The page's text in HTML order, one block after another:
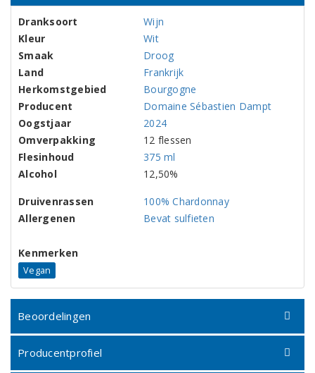
Dranksoort
Wijn
Kleur
Wit
Smaak
Droog
Land
Frankrijk
Herkomstgebied
Bourgogne
Producent
Domaine Sébastien Dampt
Oogstjaar
2024
Omverpakking
12 flessen
Flesinhoud
375 ml
Alcohol
12,50%
Druivenrassen
100% Chardonnay
Allergenen
Bevat sulfieten
Kenmerken
Vegan
Beoordelingen
Producentprofiel